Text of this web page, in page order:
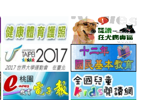
to
http://teachernet.moe.edu.tw/MAIN/index.aspx
link
to
https://airtw.epa.gov.tw/
link
to
http://
link
link
to
http://www.perdc.ntnu.edu.tw/anti-
flu/catalog.php?
link
http://
link
to
link
to